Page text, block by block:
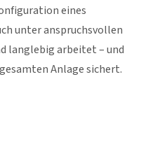
eines
unter anspruchsvollen
langlebig arbeitet – und
Anlage sichert.